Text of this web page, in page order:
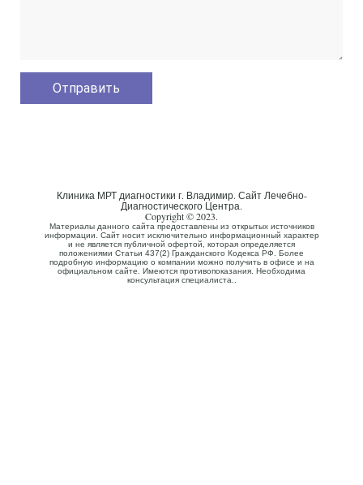
Клиника МРТ диагностики г. Владимир. Сайт Лечебно-
Диагностического Центра.
Copyright © 2023.
Материалы данного сайта предоставлены из открытых источников
информации. Сайт носит исключительно информационный характер
и не является публичной офертой, которая определяется
положениями Статьи 437(2) Гражданского Кодекса РФ. Более
подробную информацию о компании можно получить в офисе и на
официальном сайте. Имеются противопоказания. Необходима
консультация специалиста..